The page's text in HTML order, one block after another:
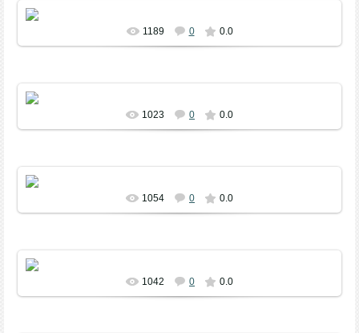
многофункциональном клубе прошел районный фестиваль-конкурс
агитбригад и ...
1189 0 0.0
многофункциональном клубе прошел районный фестиваль-конкурс
агитбригад и ...
1023 0 0.0
1054 0 0.0
1042 0 0.0